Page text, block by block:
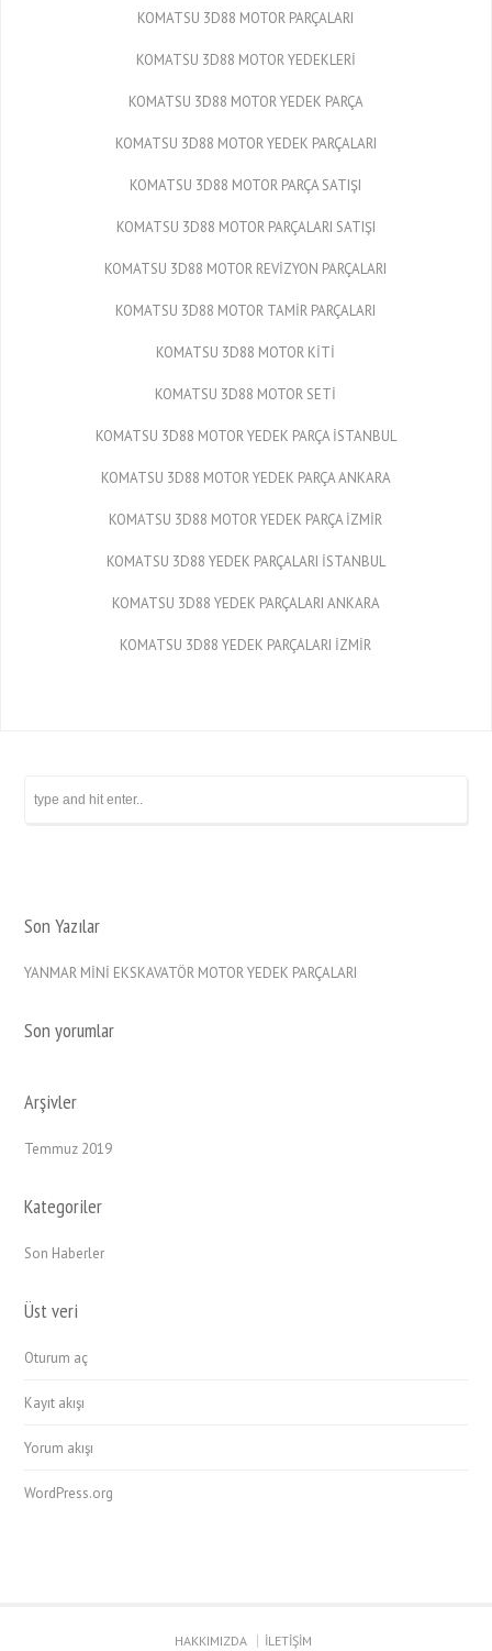
KOMATSU 3D88 MOTOR PARÇALARI
KOMATSU 3D88 MOTOR YEDEKLERİ
KOMATSU 3D88 MOTOR YEDEK PARÇA
KOMATSU 3D88 MOTOR YEDEK PARÇALARI
KOMATSU 3D88 MOTOR PARÇA SATIŞI
KOMATSU 3D88 MOTOR PARÇALARI SATIŞI
KOMATSU 3D88 MOTOR REVİZYON PARÇALARI
KOMATSU 3D88 MOTOR TAMİR PARÇALARI
KOMATSU 3D88 MOTOR KİTİ
KOMATSU 3D88 MOTOR SETİ
KOMATSU 3D88 MOTOR YEDEK PARÇA İSTANBUL
KOMATSU 3D88 MOTOR YEDEK PARÇA ANKARA
KOMATSU 3D88 MOTOR YEDEK PARÇA İZMİR
KOMATSU 3D88 YEDEK PARÇALARI İSTANBUL
KOMATSU 3D88 YEDEK PARÇALARI ANKARA
KOMATSU 3D88 YEDEK PARÇALARI İZMİR
Son Yazılar
YANMAR MİNİ EKSKAVATÖR MOTOR YEDEK PARÇALARI
Son yorumlar
Arşivler
Temmuz 2019
Kategoriler
Son Haberler
Üst veri
Oturum aç
Kayıt akışı
Yorum akışı
WordPress.org
HAKKIMIZDA İLETİŞİM